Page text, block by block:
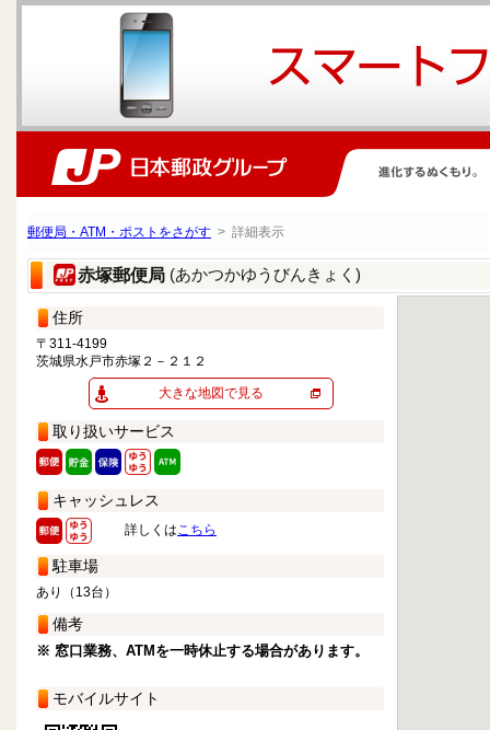
郵便局・ATM・ポストをさがす > 詳細表示
赤塚郵便局 (あかつかゆうびんきょく)
住所
〒311-4199
茨城県水戸市赤塚２－２１２
大きな地図で見る
取り扱いサービス
キャッシュレス
詳しくはこちら
駐車場
あり（13台）
備考
※ 窓口業務、ATMを一時休止する場合があります。
モバイルサイト